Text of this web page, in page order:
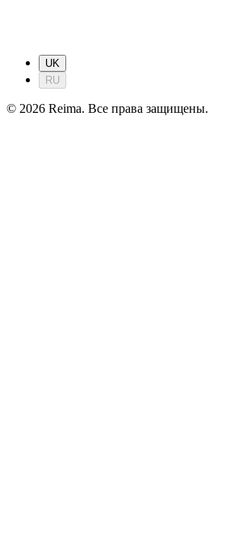
UK
RU
© 2026 Reima. Все права защищены.